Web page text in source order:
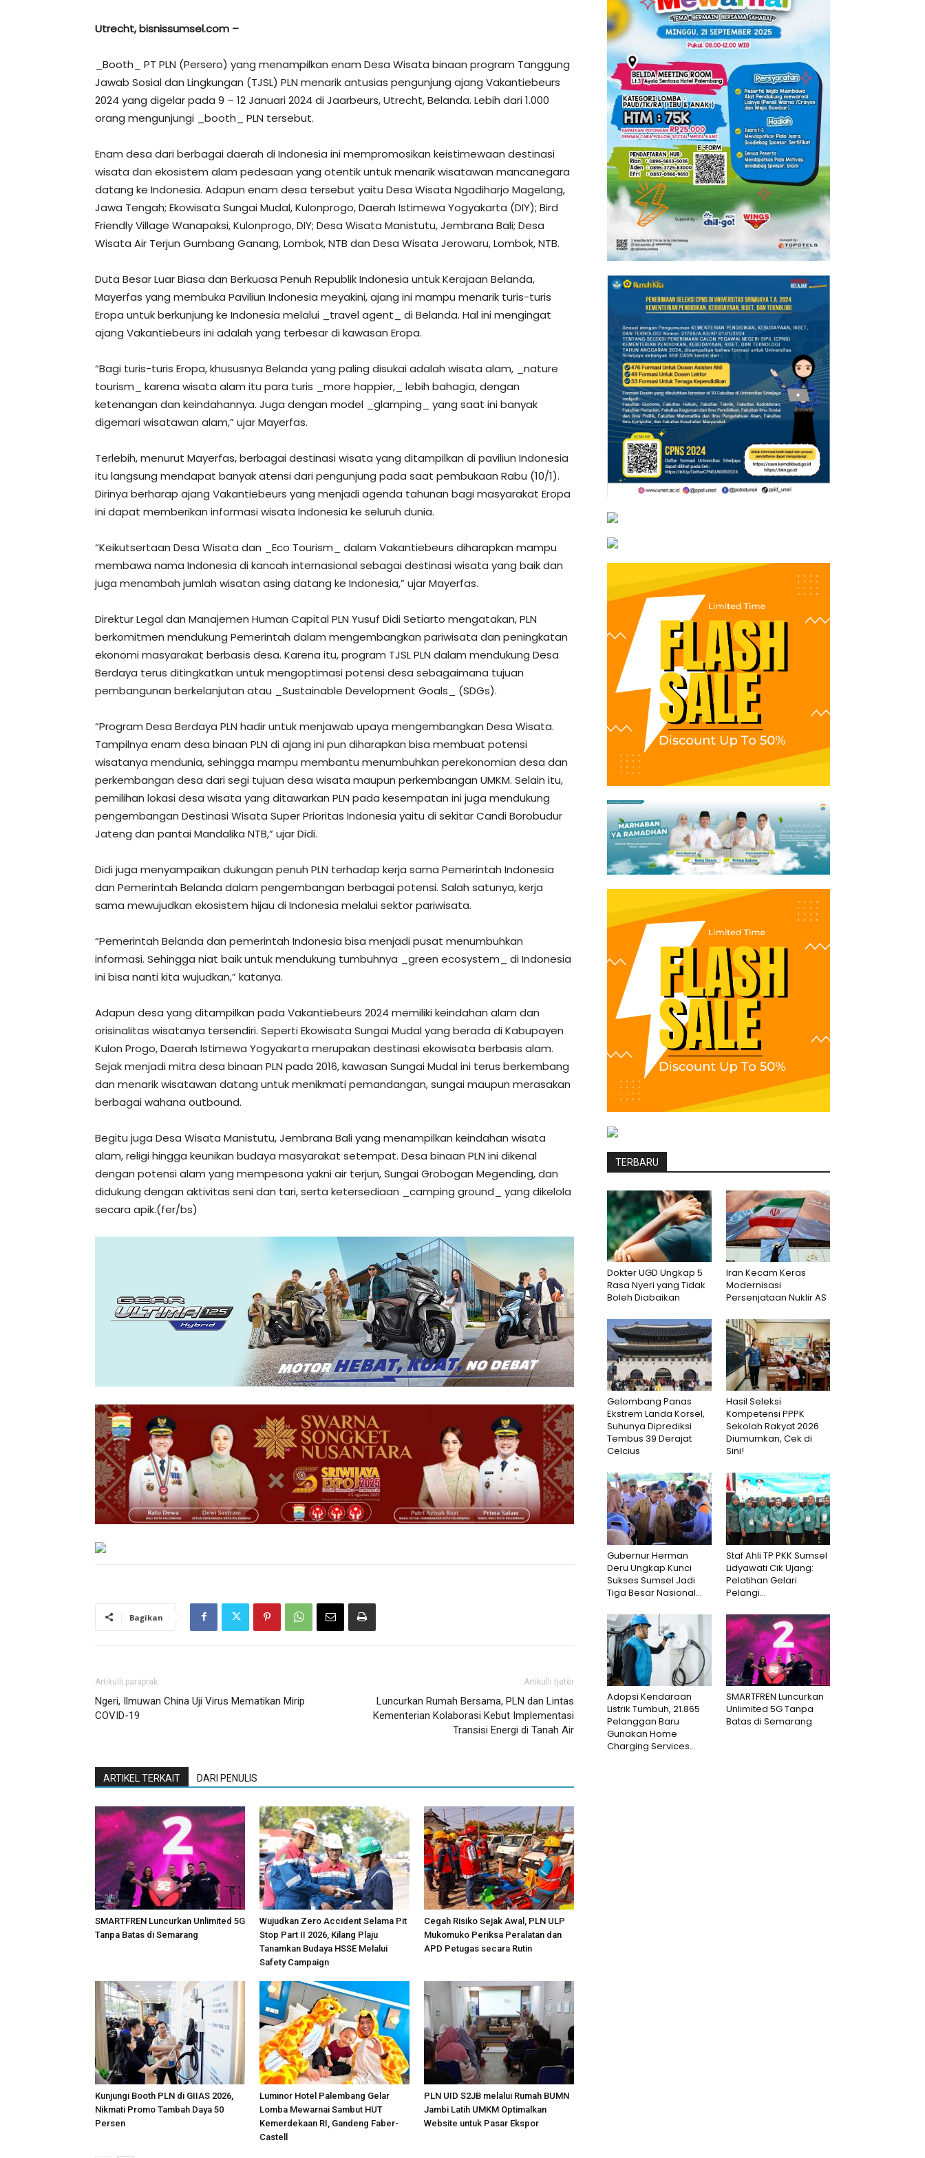
Utrecht, bisnissumsel.com –
_Booth_ PT PLN (Persero) yang menampilkan enam Desa Wisata binaan program Tanggung
Jawab Sosial dan Lingkungan (TJSL) PLN menarik antusias pengunjung ajang Vakantiebeurs
2024 yang digelar pada 9 – 12 Januari 2024 di Jaarbeurs, Utrecht, Belanda. Lebih dari 1.000
orang mengunjungi _booth_ PLN tersebut.
Enam desa dari berbagai daerah di Indonesia ini mempromosikan keistimewaan destinasi
wisata dan ekosistem alam pedesaan yang otentik untuk menarik wisatawan mancanegara
datang ke Indonesia. Adapun enam desa tersebut yaitu Desa Wisata Ngadiharjo Magelang,
Jawa Tengah; Ekowisata Sungai Mudal, Kulonprogo, Daerah Istimewa Yogyakarta (DIY); Bird
Friendly Village Wanapaksi, Kulonprogo, DIY; Desa Wisata Manistutu, Jembrana Bali; Desa
Wisata Air Terjun Gumbang Ganang, Lombok, NTB dan Desa Wisata Jerowaru, Lombok, NTB.
Duta Besar Luar Biasa dan Berkuasa Penuh Republik Indonesia untuk Kerajaan Belanda,
Mayerfas yang membuka Paviliun Indonesia meyakini, ajang ini mampu menarik turis-turis
Eropa untuk berkunjung ke Indonesia melalui _travel agent_ di Belanda. Hal ini mengingat
ajang Vakantiebeurs ini adalah yang terbesar di kawasan Eropa.
“Bagi turis-turis Eropa, khususnya Belanda yang paling disukai adalah wisata alam, _nature
tourism_ karena wisata alam itu para turis _more happier,_ lebih bahagia, dengan
ketenangan dan keindahannya. Juga dengan model _glamping_ yang saat ini banyak
digemari wisatawan alam,” ujar Mayerfas.
Terlebih, menurut Mayerfas, berbagai destinasi wisata yang ditampilkan di paviliun Indonesia
itu langsung mendapat banyak atensi dari pengunjung pada saat pembukaan Rabu (10/1).
Dirinya berharap ajang Vakantiebeurs yang menjadi agenda tahunan bagi masyarakat Eropa
ini dapat memberikan informasi wisata Indonesia ke seluruh dunia.
“Keikutsertaan Desa Wisata dan _Eco Tourism_ dalam Vakantiebeurs diharapkan mampu
membawa nama Indonesia di kancah internasional sebagai destinasi wisata yang baik dan
juga menambah jumlah wisatan asing datang ke Indonesia,” ujar Mayerfas.
Direktur Legal dan Manajemen Human Capital PLN Yusuf Didi Setiarto mengatakan, PLN
berkomitmen mendukung Pemerintah dalam mengembangkan pariwisata dan peningkatan
ekonomi masyarakat berbasis desa. Karena itu, program TJSL PLN dalam mendukung Desa
Berdaya terus ditingkatkan untuk mengoptimasi potensi desa sebagaimana tujuan
pembangunan berkelanjutan atau _Sustainable Development Goals_ (SDGs).
“Program Desa Berdaya PLN hadir untuk menjawab upaya mengembangkan Desa Wisata.
Tampilnya enam desa binaan PLN di ajang ini pun diharapkan bisa membuat potensi
wisatanya mendunia, sehingga mampu membantu menumbuhkan perekonomian desa dan
perkembangan desa dari segi tujuan desa wisata maupun perkembangan UMKM. Selain itu,
pemilihan lokasi desa wisata yang ditawarkan PLN pada kesempatan ini juga mendukung
pengembangan Destinasi Wisata Super Prioritas Indonesia yaitu di sekitar Candi Borobudur
Jateng dan pantai Mandalika NTB,” ujar Didi.
Didi juga menyampaikan dukungan penuh PLN terhadap kerja sama Pemerintah Indonesia
dan Pemerintah Belanda dalam pengembangan berbagai potensi. Salah satunya, kerja
sama mewujudkan ekosistem hijau di Indonesia melalui sektor pariwisata.
“Pemerintah Belanda dan pemerintah Indonesia bisa menjadi pusat menumbuhkan
informasi. Sehingga niat baik untuk mendukung tumbuhnya _green ecosystem_ di Indonesia
ini bisa nanti kita wujudkan,” katanya.
Adapun desa yang ditampilkan pada Vakantiebeurs 2024 memiliki keindahan alam dan
orisinalitas wisatanya tersendiri. Seperti Ekowisata Sungai Mudal yang berada di Kabupayen
Kulon Progo, Daerah Istimewa Yogyakarta merupakan destinasi ekowisata berbasis alam.
Sejak menjadi mitra desa binaan PLN pada 2016, kawasan Sungai Mudal ini terus berkembang
dan menarik wisatawan datang untuk menikmati pemandangan, sungai maupun merasakan
berbagai wahana outbound.
Begitu juga Desa Wisata Manistutu, Jembrana Bali yang menampilkan keindahan wisata
alam, religi hingga keunikan budaya masyarakat setempat. Desa binaan PLN ini dikenal
dengan potensi alam yang mempesona yakni air terjun, Sungai Grobogan Megending, dan
didukung dengan aktivitas seni dan tari, serta ketersediaan _camping ground_ yang dikelola
secara apik.(fer/bs)
Bagikan
Artikulli paraprak
Ngeri, Ilmuwan China Uji Virus Mematikan Mirip
COVID-19
Artikulli tjetër
Luncurkan Rumah Bersama, PLN dan Lintas
Kementerian Kolaborasi Kebut Implementasi
Transisi Energi di Tanah Air
ARTIKEL TERKAIT DARI PENULIS
SMARTFREN Luncurkan Unlimited 5G
Tanpa Batas di Semarang
Wujudkan Zero Accident Selama Pit
Stop Part II 2026, Kilang Plaju
Tanamkan Budaya HSSE Melalui
Safety Campaign
Cegah Risiko Sejak Awal, PLN ULP
Mukomuko Periksa Peralatan dan
APD Petugas secara Rutin
Kunjungi Booth PLN di GIIAS 2026,
Nikmati Promo Tambah Daya 50
Persen
Luminor Hotel Palembang Gelar
Lomba Mewarnai Sambut HUT
Kemerdekaan RI, Gandeng Faber-
Castell
PLN UID S2JB melalui Rumah BUMN
Jambi Latih UMKM Optimalkan
Website untuk Pasar Ekspor
TERBARU
Dokter UGD Ungkap 5
Rasa Nyeri yang Tidak
Boleh Diabaikan
Iran Kecam Keras
Modernisasi
Persenjataan Nuklir AS
Gelombang Panas
Ekstrem Landa Korsel,
Suhunya Diprediksi
Tembus 39 Derajat
Celcius
Hasil Seleksi
Kompetensi PPPK
Sekolah Rakyat 2026
Diumumkan, Cek di
Sini!
Gubernur Herman
Deru Ungkap Kunci
Sukses Sumsel Jadi
Tiga Besar Nasional...
Staf Ahli TP PKK Sumsel
Lidyawati Cik Ujang:
Pelatihan Gelari
Pelangi...
Adopsi Kendaraan
Listrik Tumbuh, 21.865
Pelanggan Baru
Gunakan Home
Charging Services...
SMARTFREN Luncurkan
Unlimited 5G Tanpa
Batas di Semarang